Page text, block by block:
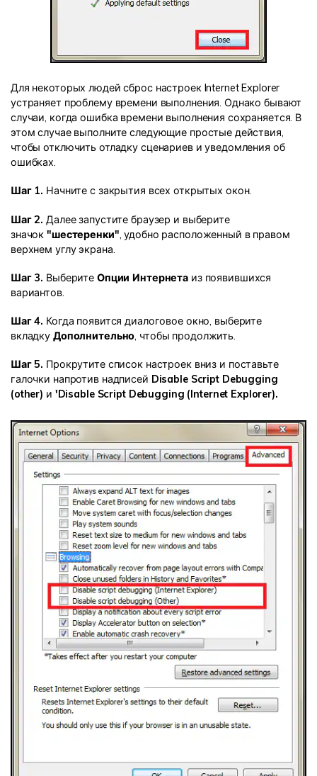
Для некоторых людей сброс настроек Internet Explorer
устраняет проблему времени выполнения. Однако бывают
случаи, когда ошибка времени выполнения сохраняется. В
этом случае выполните следующие простые действия,
чтобы отключить отладку сценариев и уведомления об
ошибках.
Шаг 1. Начните с закрытия всех открытых окон.
Шаг 2. Далее запустите браузер и выберите
значок "шестеренки" , удобно расположенный в правом
верхнем углу экрана.
Шаг 3. Выберите Опции Интернета из появившихся
вариантов.
Шаг 4. Когда появится диалоговое окно, выберите
вкладку Дополнительно, чтобы продолжить.
Шаг 5. Прокрутите список настроек вниз и поставьте
галочки напротив надписей Disable Script Debugging
(other) и 'Disable Script Debugging (Internet Explorer).